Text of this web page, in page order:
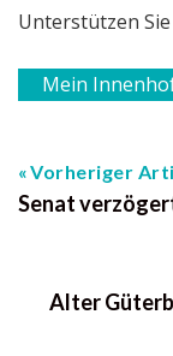
Unterstützen
Mein
Vorheriger
Senat
Alter